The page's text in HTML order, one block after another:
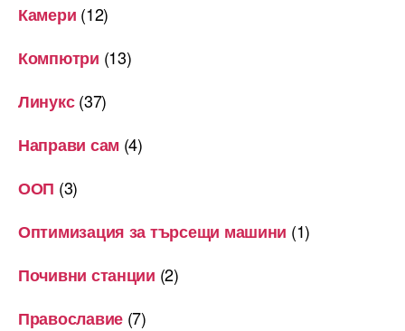
Камери (12)
Компютри (13)
Линукс(37)
Направи сам (4)
ООП (3)
Оптимизация за търсещи машини (1)
Почивни станции (2)
Православие (7)